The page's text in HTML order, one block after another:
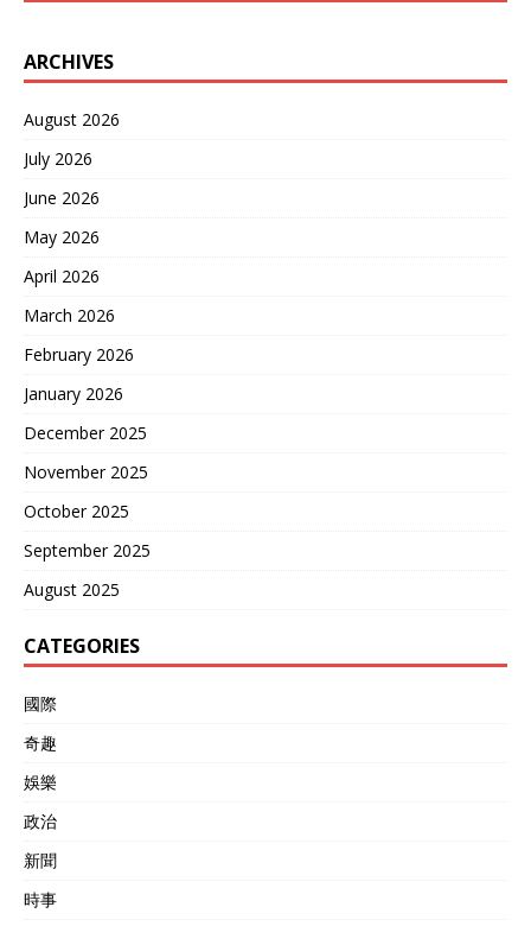
ARCHIVES
August 2026
July 2026
June 2026
May 2026
April 2026
March 2026
February 2026
January 2026
December 2025
November 2025
October 2025
September 2025
August 2025
CATEGORIES
國際
奇趣
娛樂
政治
新聞
時事